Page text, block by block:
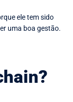
ele tem sido
uma boa gestão.